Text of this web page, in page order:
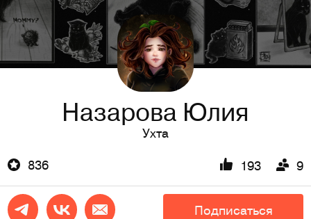
Назарова Юлия
Ухта
836
193 9
Подписаться